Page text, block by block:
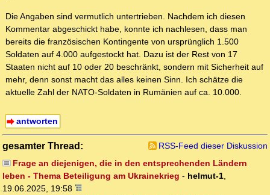
Die Angaben sind vermutlich untertrieben. Nachdem ich diesen
Kommentar abgeschickt habe, konnte ich nachlesen, dass man
bereits die französischen Kontingente von ursprünglich 1.500
Soldaten auf 4.000 aufgestockt hat. Dazu ist der Rest von 17
Staaten nicht auf 10 oder 20 beschränkt, sondern mit Sicherheit auf
mehr, denn sonst macht das alles keinen Sinn. Ich schätze die
aktuelle Zahl der NATO-Soldaten in Rumänien auf ca. 10.000.
antworten
gesamter Thread:
RSS-Feed dieser Diskussion
Frage an diejenigen, die in den entsprechenden Ländern
leben - Thema Beteiligung am Ukrainekrieg - helmut-1,
19.06.2025, 19:58